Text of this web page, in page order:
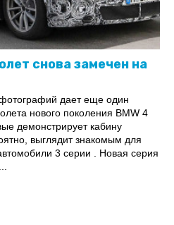
снова замечен на
дает еще один
нового поколения BMW 4
демонстрирует кабину
выглядит знакомым для
3 серии . Новая серия